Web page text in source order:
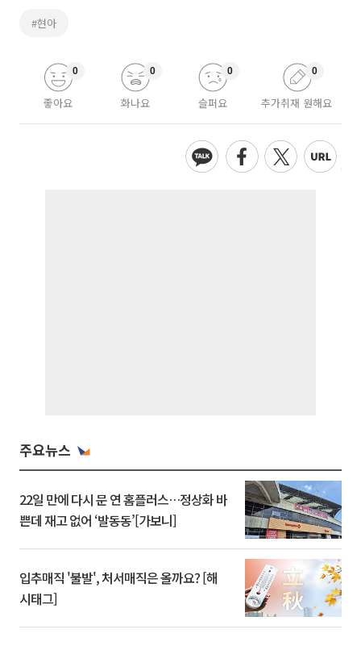
#현아
좋아요
0
화나요
0
슬퍼요
0
추가취재 원해요
0
주요뉴스
22일 만에 다시 문 연 홈플러스…정상화 바
쁜데 재고 없어 ‘발동동’[가보니]
입추매직 '불발', 처서매직은 올까요? [해
시태그]